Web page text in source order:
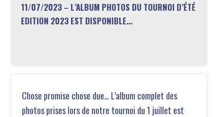
11/07/2023 – L’ALBUM PHOTOS DU TOURNOI D’ÉTÉ
EDITION 2023 EST DISPONIBLE…
Chose promise chose due… L’album complet des
photos prises lors de notre tournoi du 1 juillet est